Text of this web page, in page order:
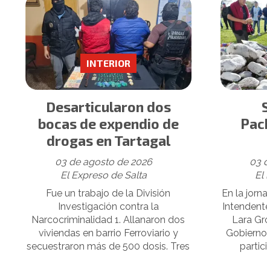
Desarticularon dos
bocas de expendio de
drogas en Tartagal
El Expreso de Salta
INTERIOR
03 de agosto de 2026
Fue un trabajo de la División
Investigación contra la
Narcocriminalidad 1. Allanaron dos
viviendas en barrio Ferroviario y
secuestraron más de 500 dosis. Tres
El
03
En la
Lara